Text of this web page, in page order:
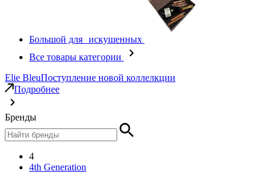
Большой для искушенных
Все товары категории
Elie BleuПоступление новой коллелкции
Подробнее
Бренды
4
4th Generation